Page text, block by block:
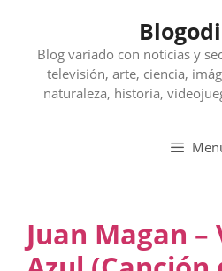
contenidoBlog variado con noticias y
televisión, arte, ciencia,
naturaleza, historia,
Juan Magan –